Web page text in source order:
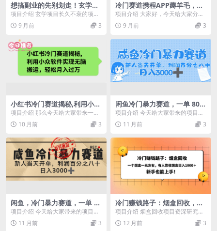
想搞副业的先别划走！玄学冷
门赛道，日入10张+，悄悄分
享给有缘人
项目介绍 玄学项目长久不衰的项
目，一直很火爆，特别是经济不好
时，需求更旺盛，而且...
9 月前 3
冷门赛道携程APP薅羊毛，简
单搬运一键去重，小白日入50
0+
项目介绍 大家好，今天给大家分享
一个新的项目，目前属于冷门赛
道，外面售价1980...
9 月前 3
小红书冷门赛道揭秘,利用小众
软件实现无脑搬运，轻松月入
过万
项目介绍 那么今天给大家带来一个
流量非常爆的赛道 大家应该不知道
一天的流量 哪个...
10 月前 3
闲鱼冷门暴力赛道，一单 80%
利润，新人轻松日入，1000+
项目介绍 今天给大家带来的项目是
《闲鱼冷门暴力赛道，一单 80%利
润，新人轻松日...
11 月前 3
闲鱼，冷门暴力赛道，一单 8
0%利润，新人轻松日入 3000
+
项目介绍 今天给大家带来的项目是
《闲鱼冷门暴力赛道，一单 80%利
润，新人轻松日...
11 月前 3
冷门赚钱路子：烟盒回收，一
个烟盒一元左右，有人靠收烟
盒日入1000＋，新手也能上
手！
项目介绍 烟盒回收项目资深研究
员，通过实操已经拿到了结果，本
课程从实操的角度精心...
12 月前 3